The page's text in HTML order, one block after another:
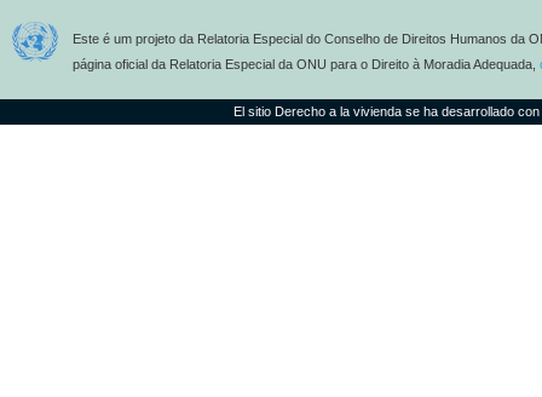
Este é um projeto da Relatoria Especial do Conselho de Direitos Humanos da
página oficial da Relatoria Especial da ONU para o Direito à Moradia Adequada,
El sitio Derecho a la vivienda se ha desarrollado